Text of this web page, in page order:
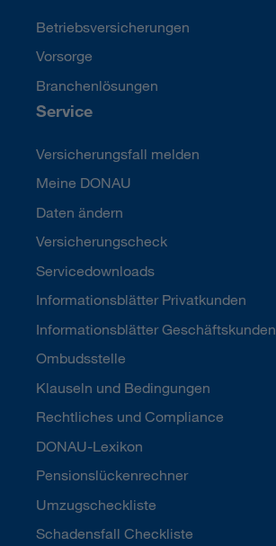
Betriebsversicherungen
Vorsorge
Branchenlösungen
Service
Versicherungsfall melden
Meine DONAU
Daten ändern
Versicherungscheck
Servicedownloads
Informationsblätter Privatkunden
Informationsblätter Geschäftskunden
Ombudsstelle
Klauseln und Bedingungen
Rechtliches und Compliance
DONAU-Lexikon
Pensionslückenrechner
Umzugscheckliste
Schadensfall Checkliste